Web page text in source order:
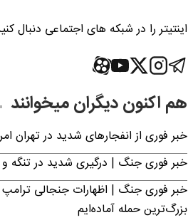
اینتیتر را در شبکه های اجتماعی دنبال
هم اکنون دیگران میخوانند
خبر فوری از انفجارهای شدید در تهران امروز
خبر فوری جنگ | درگیری شدید در تنگه و
خبر فوری جنگ | اظهارات جنجالی ترامپ
بزرگ‌ترین حمله آماده‌ایم